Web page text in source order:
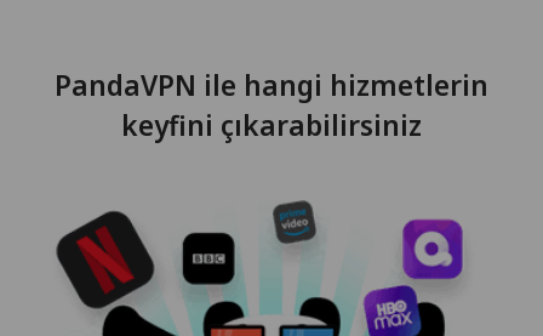
PandaVPN ile hangi hizmetlerin
keyfini çıkarabilirsiniz